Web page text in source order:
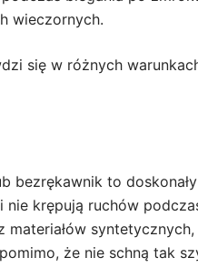
wieczornych.
się w różnych
bezrękawnik to
krępują ruchów
materiałów
że nie schną tak